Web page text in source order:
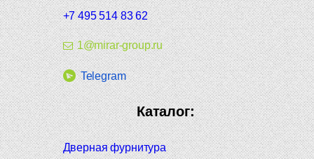
+7 495 514 83 62
1@mirar-group.ru
Telegram
Каталог:
Дверная фурнитура